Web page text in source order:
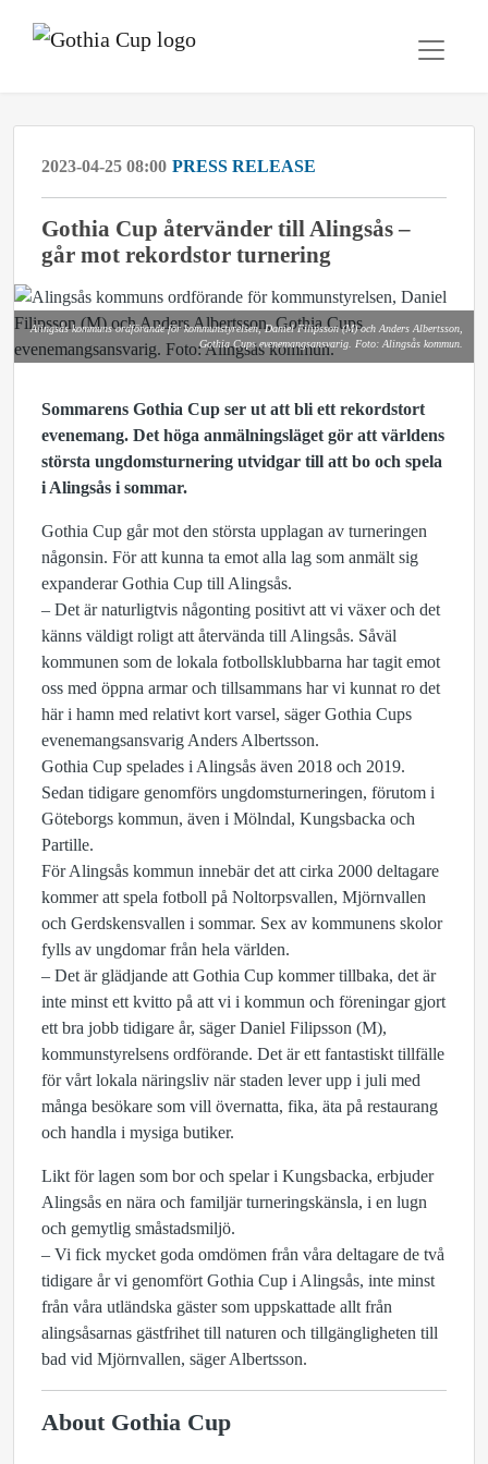
2023-04-25 08:00 PRESS RELEASE
Gothia Cup återvänder till Alingsås –
går mot rekordstor turnering
Alingsås kommuns ordförande för kommunstyrelsen, Daniel Filipsson (M) och Anders Albertsson,
Gothia Cups evenemangsansvarig. Foto: Alingsås kommun.
Sommarens Gothia Cup ser ut att bli ett rekordstort
evenemang. Det höga anmälningsläget gör att världens
största ungdomsturnering utvidgar till att bo och spela
i Alingsås i sommar.
Gothia Cup går mot den största upplagan av turneringen
någonsin. För att kunna ta emot alla lag som anmält sig
expanderar Gothia Cup till Alingsås.
– Det är naturligtvis någonting positivt att vi växer och det
känns väldigt roligt att återvända till Alingsås. Såväl
kommunen som de lokala fotbollsklubbarna har tagit emot
oss med öppna armar och tillsammans har vi kunnat ro det
här i hamn med relativt kort varsel, säger Gothia Cups
evenemangsansvarig Anders Albertsson.
Gothia Cup spelades i Alingsås även 2018 och 2019.
Sedan tidigare genomförs ungdomsturneringen, förutom i
Göteborgs kommun, även i Mölndal, Kungsbacka och
Partille.
För Alingsås kommun innebär det att cirka 2000 deltagare
kommer att spela fotboll på Noltorpsvallen, Mjörnvallen
och Gerdskensvallen i sommar. Sex av kommunens skolor
fylls av ungdomar från hela världen.
– Det är glädjande att Gothia Cup kommer tillbaka, det är
inte minst ett kvitto på att vi i kommun och föreningar gjort
ett bra jobb tidigare år, säger Daniel Filipsson (M),
kommunstyrelsens ordförande. Det är ett fantastiskt tillfälle
för vårt lokala näringsliv när staden lever upp i juli med
många besökare som vill övernatta, fika, äta på restaurang
och handla i mysiga butiker.
Likt för lagen som bor och spelar i Kungsbacka, erbjuder
Alingsås en nära och familjär turneringskänsla, i en lugn
och gemytlig småstadsmiljö.
– Vi fick mycket goda omdömen från våra deltagare de två
tidigare år vi genomfört Gothia Cup i Alingsås, inte minst
från våra utländska gäster som uppskattade allt från
alingsåsarnas gästfrihet till naturen och tillgängligheten till
bad vid Mjörnvallen, säger Albertsson.
About Gothia Cup